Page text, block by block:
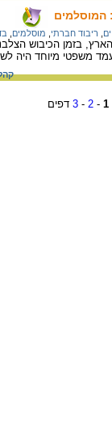
המוסלמים
ריבוד חברתי מוסלמים
הארץ, בזמן הכיבוש
משפטי מיוחד היה
1
-
2
-
3 דפים